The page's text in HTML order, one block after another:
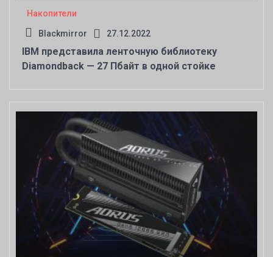
Накопители
Blackmirror 27.12.2022
IBM представила ленточную библиотеку
Diamondback — 27 Пбайт в одной стойке